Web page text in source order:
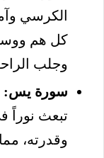
الكرسي
كل هم
وجلب
سورة يس:
تبعث نوراً
وقدرته،